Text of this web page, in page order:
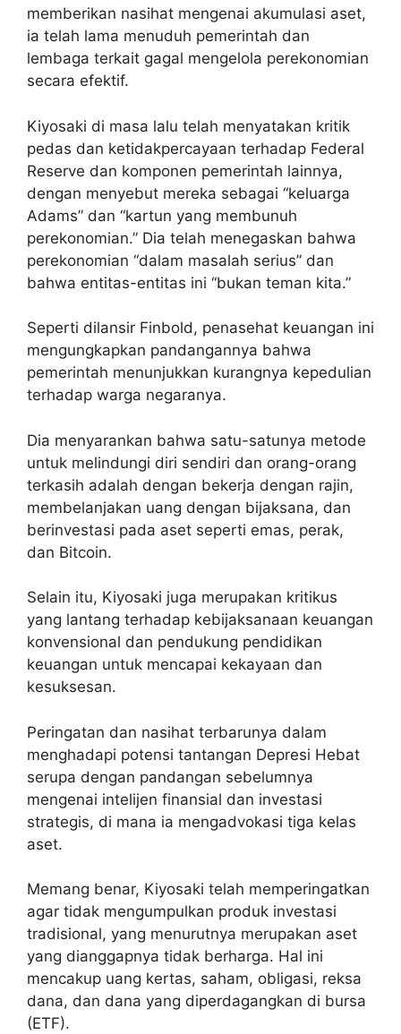
memberikan nasihat mengenai akumulasi aset,
ia telah lama menuduh pemerintah dan
lembaga terkait gagal mengelola perekonomian
secara efektif.
Kiyosaki di masa lalu telah menyatakan kritik
pedas dan ketidakpercayaan terhadap Federal
Reserve dan komponen pemerintah lainnya,
dengan menyebut mereka sebagai “keluarga
Adams” dan “kartun yang membunuh
perekonomian.” Dia telah menegaskan bahwa
perekonomian “dalam masalah serius” dan
bahwa entitas-entitas ini “bukan teman kita.”
Seperti dilansir Finbold, penasehat keuangan ini
mengungkapkan pandangannya bahwa
pemerintah menunjukkan kurangnya kepedulian
terhadap warga negaranya.
Dia menyarankan bahwa satu-satunya metode
untuk melindungi diri sendiri dan orang-orang
terkasih adalah dengan bekerja dengan rajin,
membelanjakan uang dengan bijaksana, dan
berinvestasi pada aset seperti emas, perak,
dan Bitcoin.
Selain itu, Kiyosaki juga merupakan kritikus
yang lantang terhadap kebijaksanaan keuangan
konvensional dan pendukung pendidikan
keuangan untuk mencapai kekayaan dan
kesuksesan.
Peringatan dan nasihat terbarunya dalam
menghadapi potensi tantangan Depresi Hebat
serupa dengan pandangan sebelumnya
mengenai intelijen finansial dan investasi
strategis, di mana ia mengadvokasi tiga kelas
aset.
Memang benar, Kiyosaki telah memperingatkan
agar tidak mengumpulkan produk investasi
tradisional, yang menurutnya merupakan aset
yang dianggapnya tidak berharga. Hal ini
mencakup uang kertas, saham, obligasi, reksa
dana, dan dana yang diperdagangkan di bursa
(ETF).